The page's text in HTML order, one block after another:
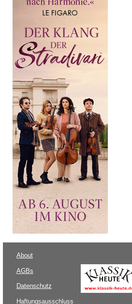
About
AGBs
Datenschutz
Haftungsausschluss